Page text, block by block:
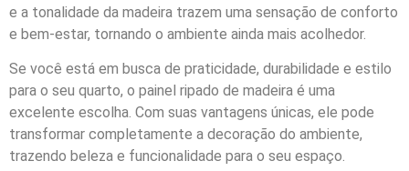
e a tonalidade da madeira trazem uma sensação de conforto
e bem-estar, tornando o ambiente ainda mais acolhedor.
Se você está em busca de praticidade, durabilidade e estilo
para o seu quarto, o painel ripado de madeira é uma
excelente escolha. Com suas vantagens únicas, ele pode
transformar completamente a decoração do ambiente,
trazendo beleza e funcionalidade para o seu espaço.